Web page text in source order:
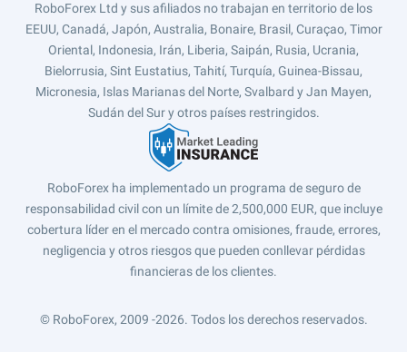
RoboForex Ltd y sus afiliados no trabajan en territorio de los
EEUU, Canadá, Japón, Australia, Bonaire, Brasil, Curaçao, Timor
Oriental, Indonesia, Irán, Liberia, Saipán, Rusia, Ucrania,
Bielorrusia, Sint Eustatius, Tahití, Turquía, Guinea-Bissau,
Micronesia, Islas Marianas del Norte, Svalbard y Jan Mayen,
Sudán del Sur y otros países restringidos.
RoboForex ha implementado un programa de seguro de
responsabilidad civil con un límite de 2,500,000 EUR, que incluye
cobertura líder en el mercado contra omisiones, fraude, errores,
negligencia y otros riesgos que pueden conllevar pérdidas
financieras de los clientes.
© RoboForex, 2009 -2026. Todos los derechos reservados.